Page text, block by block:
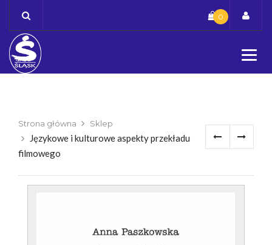
content
0
Strona główna Sklep
Językowe i kulturowe aspekty przekładu
filmowego